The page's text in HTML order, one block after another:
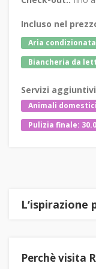
Incluso nel
Aria condizionata
Biancheria da
Servizi
Animali
Pulizia finale:
Lʼispirazione
Perchè visita